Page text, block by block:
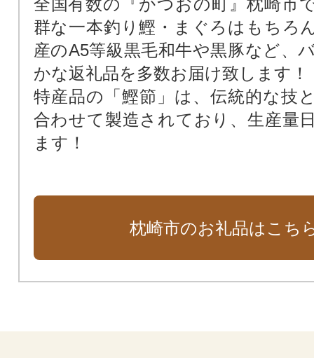
全国有数の『かつおの町』枕崎市
群な一本釣り鰹・まぐろはもちろ
産のA5等級黒毛和牛や黒豚など、
かな返礼品を多数お届け致します！
特産品の「鰹節」は、伝統的な技
合わせて製造されており、生産量
ます！
枕崎市のお礼品はこち